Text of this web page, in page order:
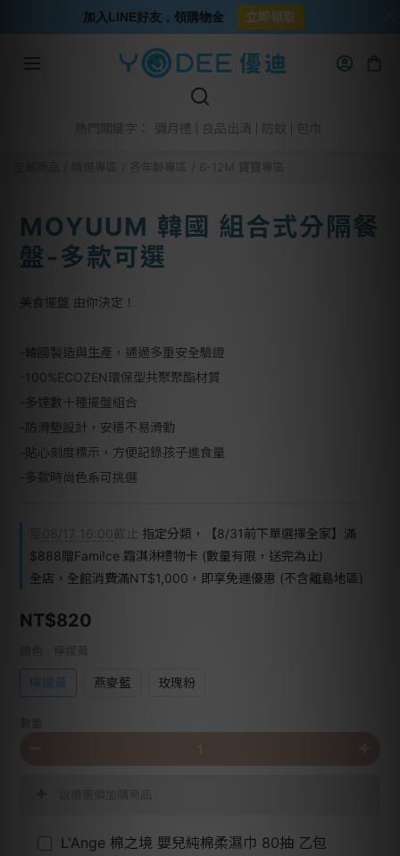
熱門關鍵字： 彌月禮 良品出清 防蚊
各年齡專區 6-12M 寶寶專區
MOYUUM 韓國 組合式分隔餐
盤-多款可選
美食擺盤 由你決定！
-韓國製造與生產，通過多重安全驗證
-100%ECOZEN環保型共聚聚酯材質
-多達數十種擺盤組合
-防滑墊設計，安穩不易滑動
-貼心刻度標示，方便記錄孩子進食量
-多款時尚色系可挑選
08/17 16:00截止 指定分類，【8/31前下單選擇全家】滿
$888贈Fami!ce 霜淇淋禮物卡 (數量有限，送完為止)
全店，全館消費滿NT$1,000，即享免運優惠 (不含離島地區)
NT$820
: 檸檬黃
檸檬黃 燕麥藍 玫瑰粉
L'Ange 棉之境 嬰兒純棉柔濕巾 80抽 乙包
加入LINE好友，領購物金 立即領取